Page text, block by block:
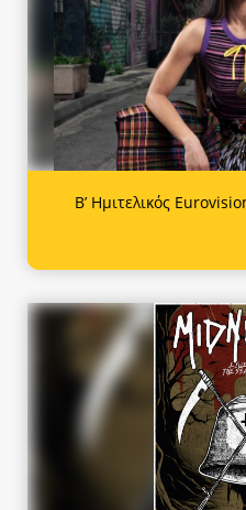
Β’ Ημιτελικός